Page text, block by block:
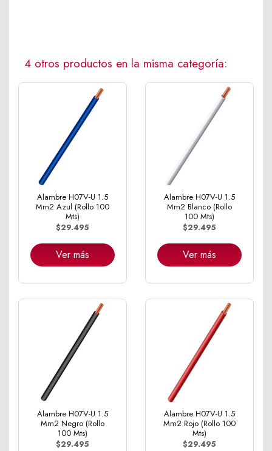
4 otros productos en la misma categoría:
Alambre H07V-U 1.5
Mm2 Azul (Rollo 100
Mts)
$29.495
Ver más
Alambre H07V-U 1.5
Mm2 Blanco (Rollo
100 Mts)
$29.495
Ver más
Alambre H07V-U 1.5
Mm2 Negro (Rollo
100 Mts)
$29.495
Alambre H07V-U 1.5
Mm2 Rojo (Rollo 100
Mts)
$29.495